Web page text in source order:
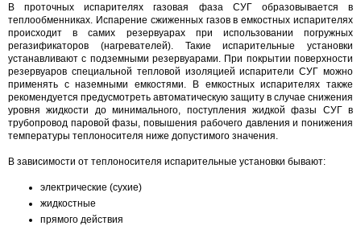
В проточных испарителях газовая фаза СУГ образовывается в
теплообменниках. Испарение сжиженных газов в емкостных испарителях
происходит в самих резервуарах при использовании погружных
регазификаторов (нагревателей). Такие испарительные установки
устанавливают с подземными резервуарами. При покрытии поверхности
резервуаров специальной тепловой изоляцией испарители СУГ можно
применять с наземными емкостями. В емкостных испарителях также
рекомендуется предусмотреть автоматическую защиту в случае снижения
уровня жидкости до минимального, поступления жидкой фазы СУГ в
трубопровод паровой фазы, повышения рабочего давления и понижения
температуры теплоносителя ниже допустимого значения.
В зависимости от теплоносителя испарительные установки бывают:
электрические (сухие)
жидкостные
прямого действия